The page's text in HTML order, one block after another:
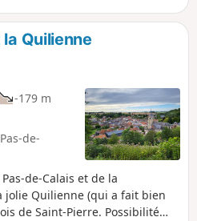
Quilienne
-179 m
de-
de-Calais et de la
jolie Quilienne (qui a fait bien
de Saint-Pierre. Possibilité